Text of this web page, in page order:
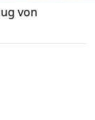
von